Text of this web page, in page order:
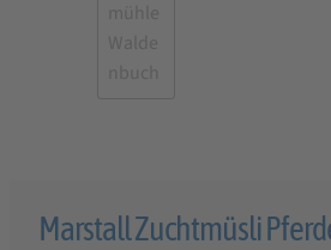
Marstall Zuchtmüsli